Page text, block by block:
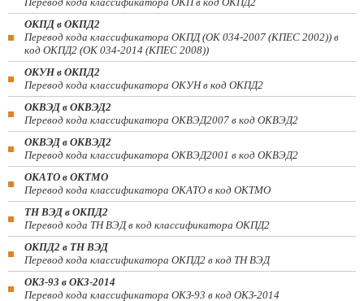
ОКПД в ОКПД2
Перевод кода классификатора ОКПД (ОК 034-2007 (КПЕС 2002)) в
код ОКПД2 (ОК 034-2014 (КПЕС 2008))
ОКУН в ОКПД2
Перевод кода классификатора ОКУН в код ОКПД2
ОКВЭД в ОКВЭД2
Перевод кода классификатора ОКВЭД2007 в код ОКВЭД2
ОКВЭД в ОКВЭД2
Перевод кода классификатора ОКВЭД2001 в код ОКВЭД2
ОКАТО в ОКТМО
Перевод кода классификатора ОКАТО в код ОКТМО
ТН ВЭД в ОКПД2
Перевод кода ТН ВЭД в код классификатора ОКПД2
ОКПД2 в ТН ВЭД
Перевод кода классификатора ОКПД2 в код ТН ВЭД
ОКЗ-93 в ОКЗ-2014
Перевод кода классификатора ОКЗ-93 в код ОКЗ-2014